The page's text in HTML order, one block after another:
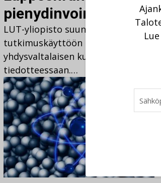
pienydinvoimalaa
LUT-yliopisto suunnittelee
tutkimuskäyttöön tarkoitettua
yhdysvaltalaisen kumppanin
tiedotteessaan.…
Lue